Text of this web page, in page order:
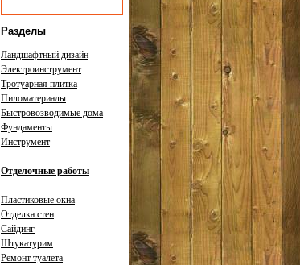
Разделы
Ландшафтный дизайн
Электроинструмент
Тротуарная плитка
Пиломатериалы
Быстровозводимые дома
Фундаменты
Инструмент
Отделочные работы
Пластиковые окна
Отделка стен
Сайдинг
Штукатурим
Ремонт туалета